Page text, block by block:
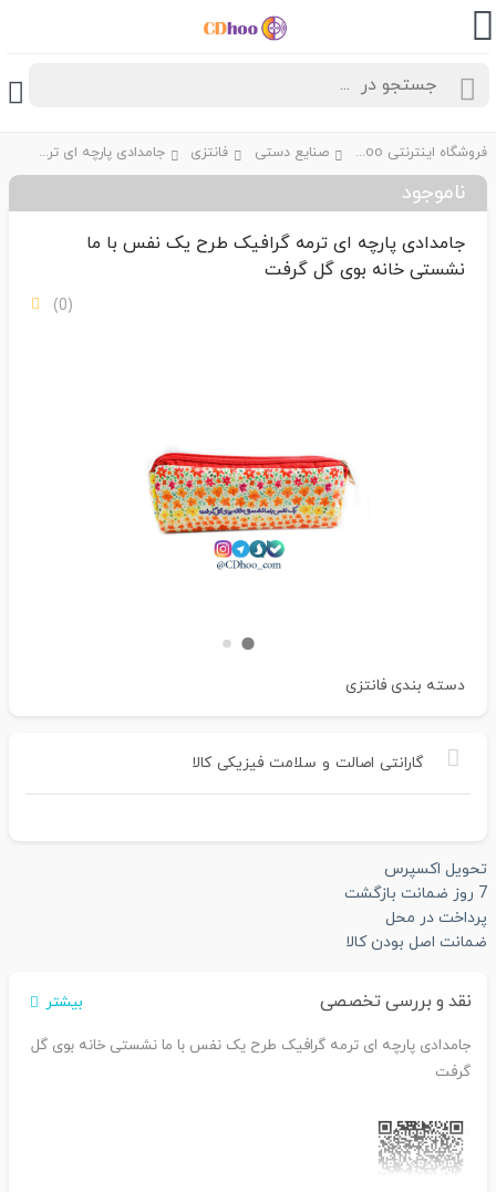
فروشگاه اینترنتی CDhoo صنایع دستی فانتزی جامدادی پارچه ای ترمه گرافیک طرح یک نفس با ما نشستی خانه بوی گل گرفت
ناموجود
جامدادی پارچه ای ترمه گرافیک طرح یک نفس با ما
نشستی خانه بوی گل گرفت
(0)
دسته بندی فانتزی
گارانتی اصالت و سلامت فیزیکی کالا
تحویل اکسپرس
7 روز ضمانت بازگشت
پرداخت در محل
ضمانت اصل بودن کالا
نقد و بررسی تخصصی بیشتر
جامدادی پارچه ای ترمه گرافیک طرح یک نفس با ما نشستی خانه بوی گل
گرفت